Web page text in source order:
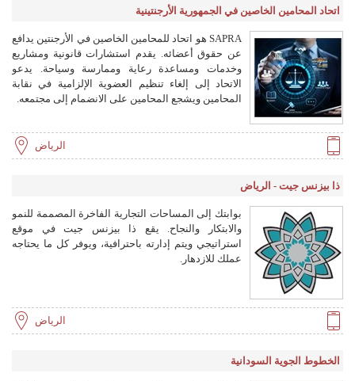
اتحاد المحامين الخاصين في الجمهورية الأرجنتينية
SAPRA هو اتحاد للمحامين الخاصين في الأرجنتين يدافع
عن حقوق أعضائه. يقدم استشارات قانونية ومشاريع
وخدمات ومساعدة رعاية وممارسة وسياحة. يدعو
الاتحاد إلى إلغاء تنظيم العضوية الإلزامية في نقابة
المحامين ويشجع المحامين على الانضمام إلى مجتمعه.
الرياض
ذا بيزنس جيت - الرياض
بوابتك إلى المساحات التجارية الفاخرة المصممة للنمو
والابتكار والنجاح. يقع ذا بيزنس جيت في موقع
استراتيجي ويتم إدارته باحترافية، ويوفر كل ما يحتاجه
عملك للازدهار.
الرياض
الخطوط الجوية السودانية